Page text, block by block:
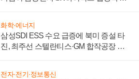
화학·에너지
삼성SDI ESS 수요 급증에 북미 증설 타
진, 최주선 스텔란티스·GM 합작공장 건
전자·전기·정보통신